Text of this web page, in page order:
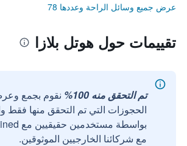
عرض جميع وسائل الراحة وعددها 78
تقييمات حول هوتل بلازا
تم التحقق منه 100%
نقوم بجمع
الحجوزات التي تم التحقق منها فقط
مع شركائنا الخارجيين الموثوقين.